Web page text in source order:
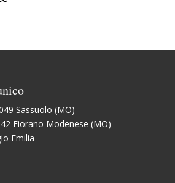
Sassuolo (MO)
Fiorano Modenese (MO)
Emilia